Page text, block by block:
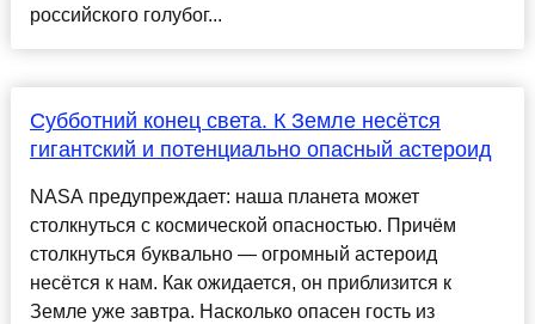
российского голубог...
Субботний конец света. К Земле несётся
гигантский и потенциально опасный астероид
NASA предупреждает: наша планета может
столкнуться с космической опасностью. Причём
столкнуться буквально — огромный астероид
несётся к нам. Как ожидается, он приблизится к
Земле уже завтра. Насколько опасен гость из